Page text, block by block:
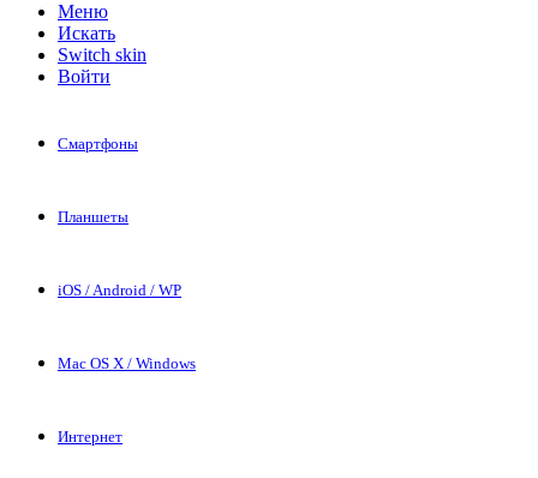
Меню
Искать
Switch skin
Войти
Смартфоны
Планшеты
iOS / Android / WP
Mac OS X / Windows
Интернет